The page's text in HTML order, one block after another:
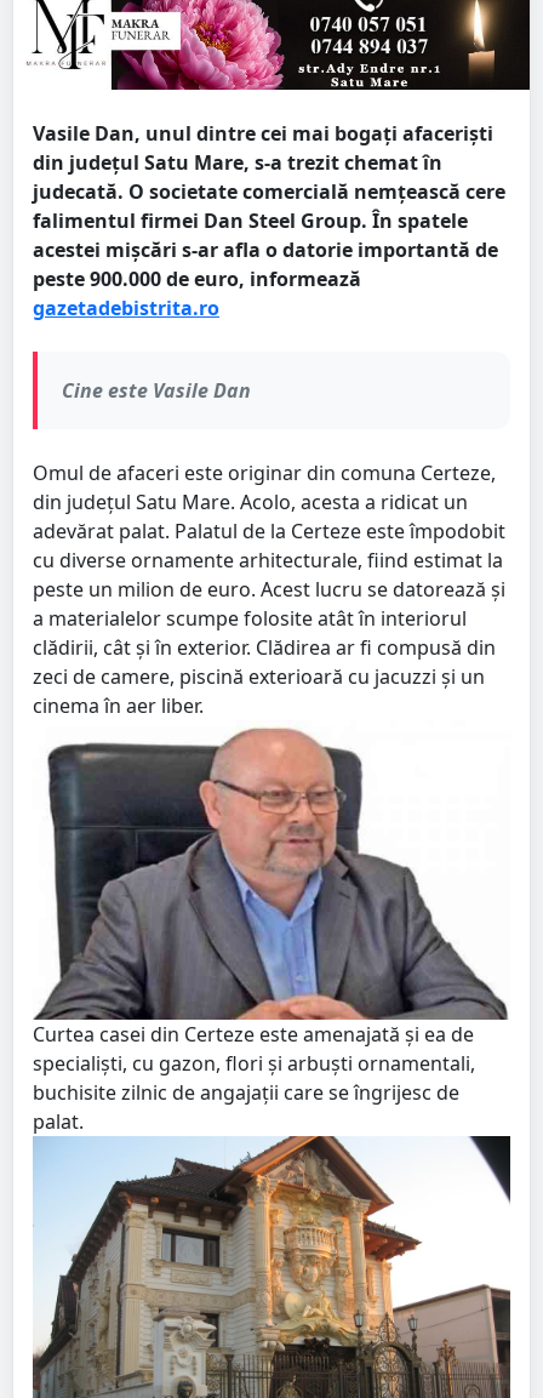
Vasile Dan, unul dintre cei mai bogați afaceriști
din județul Satu Mare, s-a trezit chemat în
judecată. O societate comercială nemțească cere
falimentul firmei Dan Steel Group. În spatele
acestei mișcări s-ar afla o datorie importantă de
peste 900.000 de euro, informează
gazetadebistrita.ro
Cine este Vasile Dan
Omul de afaceri este originar din comuna Certeze,
din județul Satu Mare. Acolo, acesta a ridicat un
adevărat palat. Palatul de la Certeze este împodobit
cu diverse ornamente arhitecturale, fiind estimat la
peste un milion de euro. Acest lucru se datorează și
a materialelor scumpe folosite atât în interiorul
clădirii, cât și în exterior. Clădirea ar fi compusă din
zeci de camere, piscină exterioară cu jacuzzi și un
cinema în aer liber.
Curtea casei din Certeze este amenajată și ea de
specialiști, cu gazon, flori și arbuști ornamentali,
buchisite zilnic de angajații care se îngrijesc de
palat.